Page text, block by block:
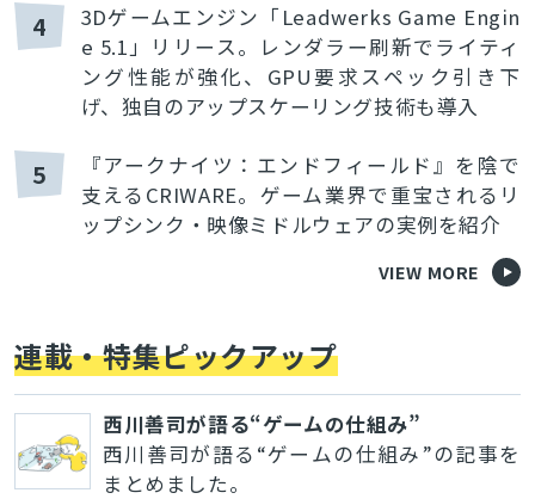
4
3Dゲームエンジン「Leadwerks Game Engin
e 5.1」リリース。レンダラー刷新でライティ
ング性能が強化、GPU要求スペック引き下
げ、独自のアップスケーリング技術も導入
5
『アークナイツ：エンドフィールド』を陰で
支えるCRIWARE。ゲーム業界で重宝されるリ
ップシンク・映像ミドルウェアの実例を紹介
VIEW MORE
連載・特集ピックアップ
西川善司が語る“ゲームの仕組み”
西川善司が語る“ゲームの仕組み”の記事を
まとめました。